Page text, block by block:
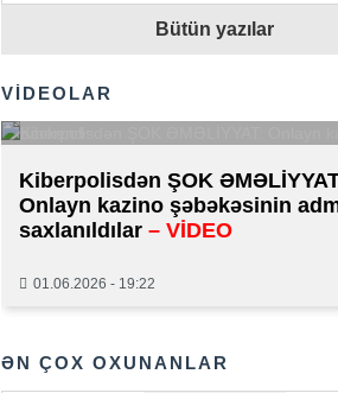
Beyləqanda kanalda batan 21 yaşlı
raketlər və yaylım atəş sistemləri
Putin sərhədləri bağlayır,
səfərbərliyə hazırlaşır –İDDİA
üzərindən çıxır –Mühüm etiraf –
Bütün yazılar
VİDEOLAR
Kiberpolisdən ŞOK
Onlayn kazino şəbəkəsinin
saxlanıldılar – VİDEO
01.06.2026 - 19:22
ƏN ÇOX OXUNANLAR